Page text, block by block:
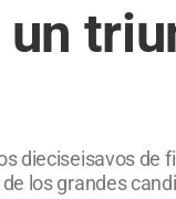
dieciseisavos de
los grandes